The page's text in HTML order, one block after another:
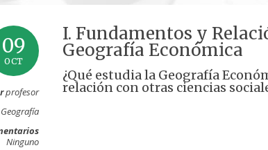
09
OCT
profesor
Geografía
Ninguno
I. Fundamentos y
Geografía Económica
¿Qué estudia la Geografía
relación con otras ciencias